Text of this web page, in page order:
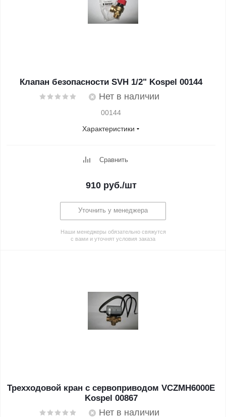
Клапан безопасности SVH 1/2" Kospel 00144
Нет в наличии
00144
Характеристики
Сравнить
910 руб./шт
Уточнить у менеджера
Наши менеджеры обязательно свяжутся
с вами и уточнят условия заказа
Трехходовой кран с сервоприводом VCZMH6000E
Kospel 00867
Нет в наличии